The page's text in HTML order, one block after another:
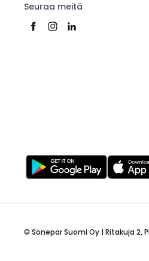
Seuraa meitä
© Sonepar Suomi Oy | Ritakuja 2,